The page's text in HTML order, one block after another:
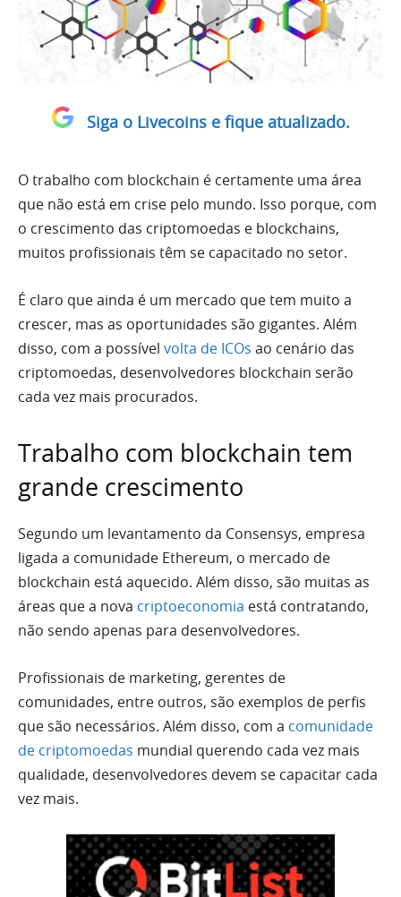
Siga o Livecoins e fique atualizado.
O trabalho com blockchain é certamente uma área
que não está em crise pelo mundo. Isso porque, com
o crescimento das criptomoedas e blockchains,
muitos profissionais têm se capacitado no setor.
É claro que ainda é um mercado que tem muito a
crescer, mas as oportunidades são gigantes. Além
disso, com a possível volta de ICOs ao cenário das
criptomoedas, desenvolvedores blockchain serão
cada vez mais procurados.
Trabalho com blockchain tem
grande crescimento
Segundo um levantamento da Consensys, empresa
ligada a comunidade Ethereum, o mercado de
blockchain está aquecido. Além disso, são muitas as
áreas que a nova criptoeconomia está contratando,
não sendo apenas para desenvolvedores.
Profissionais de marketing, gerentes de
comunidades, entre outros, são exemplos de perfis
que são necessários. Além disso, com a comunidade
de criptomoedas mundial querendo cada vez mais
qualidade, desenvolvedores devem se capacitar cada
vez mais.